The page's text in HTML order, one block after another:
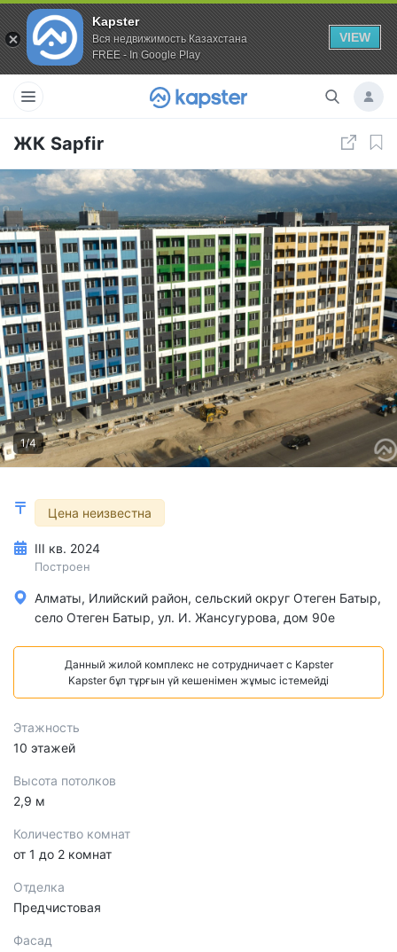
Kapster
Вся недвижимость Казахстана
FREE - In Google Play
VIEW
ЖК Sapfir
1/4
Цена неизвестна
III кв. 2024
Построен
Алматы, Илийский район, сельский округ Отеген Батыр,
село Отеген Батыр, ул. И. Жансугурова, дом 90е
Данный жилой комплекс не сотрудничает с Kapster
Kapster бұл тұрғын үй кешенімен жұмыс істемейді
Этажность
10 этажей
Высота потолков
2,9 м
Количество комнат
от 1 до 2 комнат
Отделка
Предчистовая
Фасад